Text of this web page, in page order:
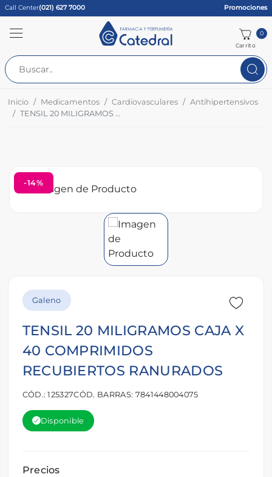
Call Center(021) 627 7000 Promociones
Carrito
0
Inicio Medicamentos Cardiovasculares
Antihipertensivos
TENSIL 20 MILIGRAMOS CAJA X 40 COMPRIMIDOS RECUBIERTOS RANURADOS
-14%
Galeno
TENSIL 20 MILIGRAMOS CAJA X
40 COMPRIMIDOS
RECUBIERTOS RANURADOS
CÓD.: 125327CÓD. BARRAS: 7841448004075
Disponible
Precios